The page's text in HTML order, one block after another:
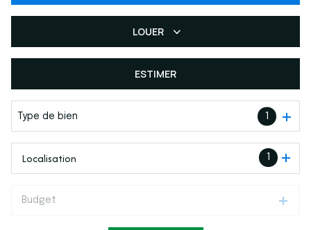
Du neuf
LOUER
De l'immo pro
ESTIMER
Type de bien 1
Localisation
Budget